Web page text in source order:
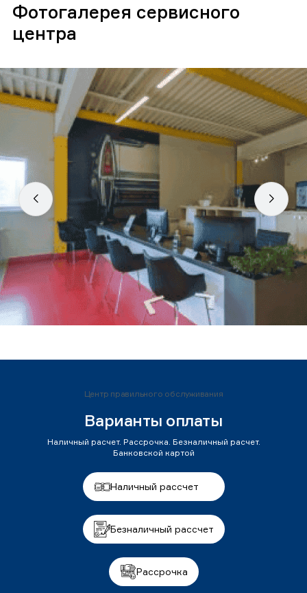
Фотогалерея сервисного
центра
Центр правильного обслуживания
Варианты оплаты
Наличный расчет. Рассрочка. Безналичный расчет.
Банковской картой
Наличный рассчет
Безналичный рассчет
Рассрочка